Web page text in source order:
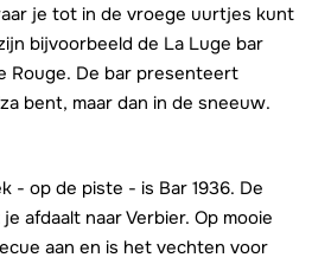
je tot in de vroege uurtjes kunt
bijvoorbeeld de La Luge bar
Rouge. De bar presenteert
bent, maar dan in de sneeuw.
- op de piste - is Bar 1936. De
afdaalt naar Verbier. Op mooie
aan en is het vechten voor